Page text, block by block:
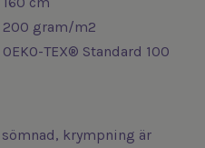
200 gram/m2
OEKO-TEX® Standard 100
krympning är